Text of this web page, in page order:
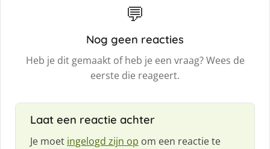
💬
Nog geen reacties
Heb je dit gemaakt of heb je een vraag? Wees de
eerste die reageert.
Laat een reactie achter
Je moet ingelogd zijn op om een reactie te